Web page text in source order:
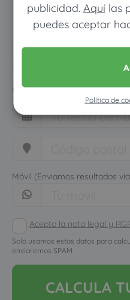
publicidad. Aquílas
puedes aceptar
Política de
Pon tus
cuánto
Móvil (Enviamos resultados
Acepto la nota legal y
Solo usamos estos datos para
enviaremos SPAM
CALCULA